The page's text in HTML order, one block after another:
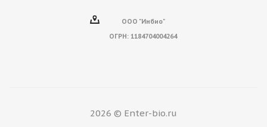
ООО "Инбио"
ОГРН: 1184704004264
2026 © Enter-bio.ru